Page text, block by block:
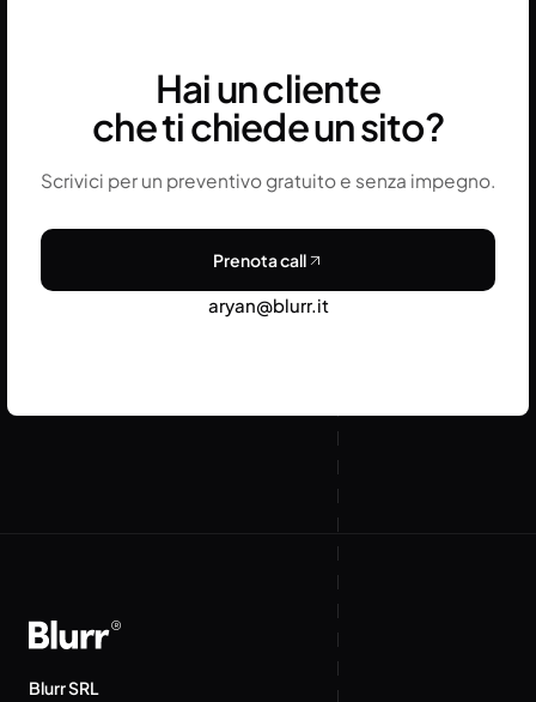
Hai un cliente
che ti chiede un sito?
Scrivici per un preventivo gratuito e senza impegno.
Prenota call
aryan@blurr.it
Blurr SRL